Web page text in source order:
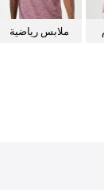
ملابس رياضية